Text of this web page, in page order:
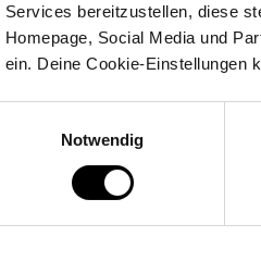
Services bereitzustellen, diese
Homepage, Social Media und
ein. Deine Cookie-Einstellungen
Notwendig
Mit optischer Fertigmeldung durch
Nichtbenutzung einfach
Artikel gehört zur Kategorie: